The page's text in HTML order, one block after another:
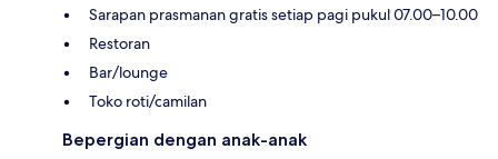
Sarapan prasmanan gratis setiap pagi pukul 07.00–10.00
Restoran
Bar/lounge
Toko roti/camilan
Bepergian dengan anak-anak